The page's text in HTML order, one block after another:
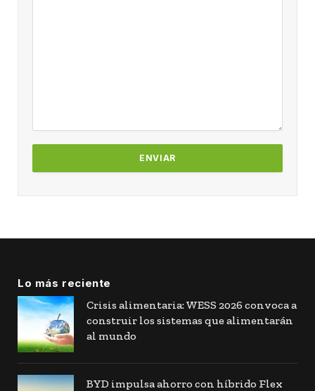
Lo más reciente
Crisis alimentaria: WESS 2026 convoca a
construir los sistemas que alimentarán
al mundo
BYD impulsa ahorro con híbrido Flex